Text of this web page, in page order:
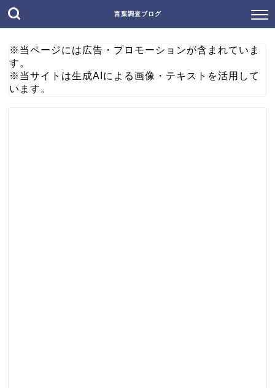
言葉調査ブログ
※当ページには広告・プロモーションが含まれていま
す。
※当サイトは生成AIによる画像・テキストを活用して
います。